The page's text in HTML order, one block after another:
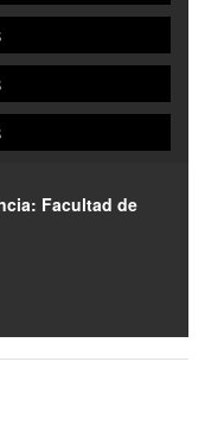
Facultad de